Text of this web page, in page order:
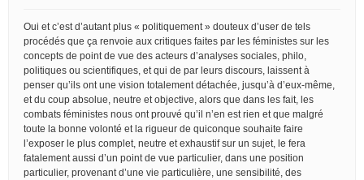
Oui et c’est d’autant plus « politiquement » douteux d’user de tels
procédés que ça renvoie aux critiques faites par les féministes sur les
concepts de point de vue des acteurs d’analyses sociales, philo,
politiques ou scientifiques, et qui de par leurs discours, laissent à
penser qu’ils ont une vision totalement détachée, jusqu’à d’eux-même,
et du coup absolue, neutre et objective, alors que dans les fait, les
combats féministes nous ont prouvé qu’il n’en est rien et que malgré
toute la bonne volonté et la rigueur de quiconque souhaite faire
l’exposer le plus complet, neutre et exhaustif sur un sujet, le fera
fatalement aussi d’un point de vue particulier, dans une position
particulier, provenant d’une vie particulière, une sensibilité, des